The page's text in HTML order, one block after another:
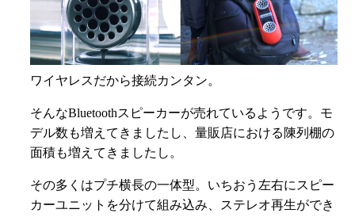
ワイヤレスだから接続カンタン。
そんなBluetoothスピーカーが売れているようです。モ
デル数も増えてきましたし、量販店における陳列棚の
面積も増えてきましたし。
その多くはプチ横長の一体型。いちおう左右にスピー
カーユニットを分けて組み込み、ステレオ再生ができ